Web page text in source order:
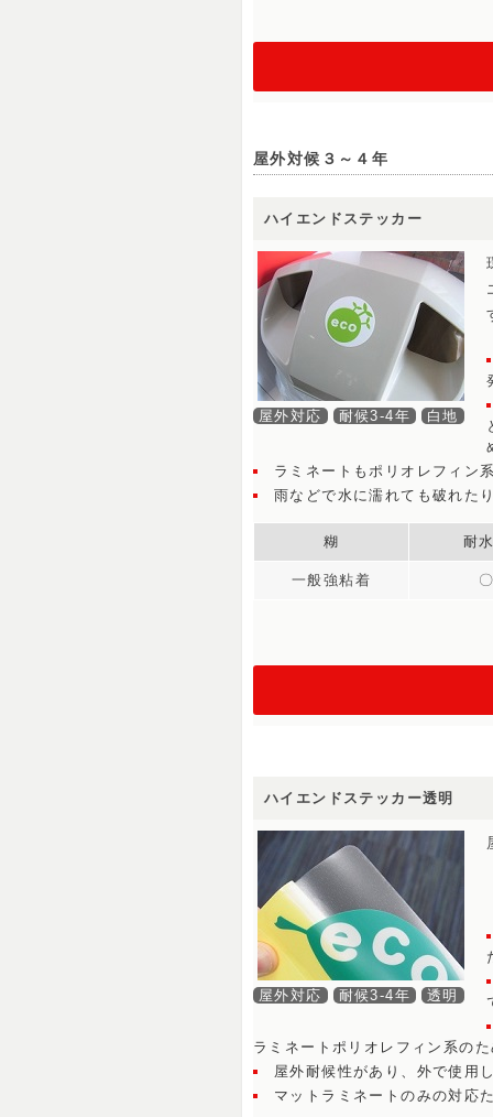
屋外対候３～４年
ハイエンドステッカー
屋外対応 耐候3-4年 白地
ラミネートもポリオレフィン
雨などで水に濡れても破れた
糊 耐
一般強粘着
ハイエンドステッカー透明
屋外対応 耐候3-4年 透明
ラミネートポリオレフィン系の
屋外耐候性があり、外で使用
マットラミネートのみの対応